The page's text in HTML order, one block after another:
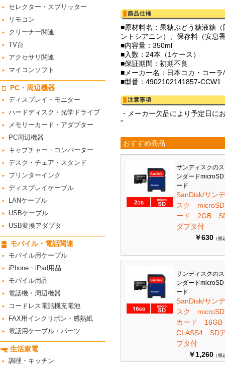
セレクター・スプリッター
リモコン
クリーナー関連
TV台
アクセサリ関連
マイコンソフト
PC・周辺機器
ディスプレイ・モニター
ハードディスク・光学ドライブ
メモリーカード・アダプター
PC周辺機器
キャプチャー・コンバーター
デスク・チェア・スタンド
プリンターインク
ディスプレイケーブル
LANケーブル
USBケーブル
USB変換アダプタ
モバイル・電話関連
モバイル用ケーブル
iPhone・iPad用品
モバイル用品
電話機・周辺機器
コードレス電話機充電池
FAX用インクリボン・感熱紙
電話用ケーブル・パーツ
生活家電
調理・キッチン
■原材料名：果糖ぶどう糖液糖
ントシアニン）、保存料（安息
■内容量：350ml
■入数：24本（1ケース）
■保証期間：初期不良
■メーカー名：日本コカ・コー
■型番：4902102141857-CCW1
・メーカー欠品により予定日に
“
おすすめ商品
サンディスクの
ンダード
ード
SanDisk/サン
スク
ード 2GB
ダプタ付
￥630 （税
サンディスクの
ンダード
ード
SanDisk/サン
スク
カード
CLASS4 SD
プタ付
￥1,260 （税